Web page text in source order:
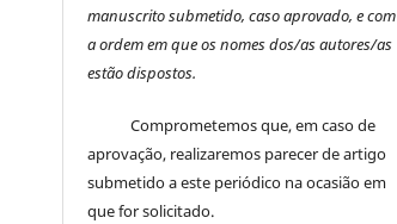
manuscrito submetido, caso aprovado, e com
a ordem em que os nomes dos/as autores/as
estão dispostos.
Comprometemos que, em caso de
aprovação, realizaremos parecer de artigo
submetido a este periódico na ocasião em
que for solicitado.